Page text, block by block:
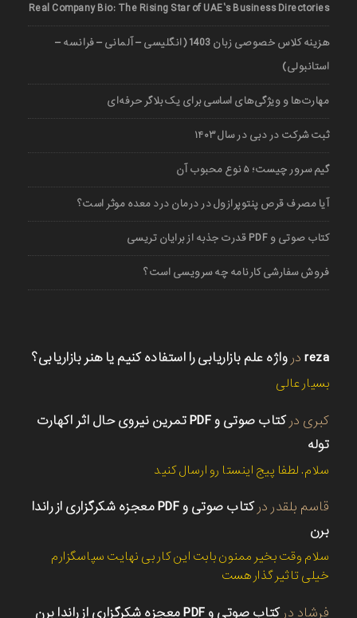
Real Company Bio: The Rising Star of UAE’s Business Directories
هزینه کلاس خصوصی زبان 1403 (انگلیسی – آلمانی – فرانسه –
استانبولی)
مهارت‌ها و ویژگی‌های اساسی برای یک بلاگر حرفه‌ای
ثبت شرکت در دبی در سال ۱۴۰۳
گیم سرور چیست؛ ۵ نوع محبوب آن
آیا مصرف قرص پنتوپرازول در درمان درد معده موثر است؟
کتاب صوتی و PDF قدرت جذبه از برایان تریسی
فروش سفارشی کارنامه چه سرویسی است؟
reza در واژه علم بازاریابی را استفاده کنیم یا هنر بازاریابی؟
بسیار عالی
کبری در
کتاب صوتی و PDF تمرین نیروی حال اثر اکهارت
توله
سلام. لطفا پیج اینستا رو ارسال کنید
قاسم بلقدر در
کتاب صوتی و PDF معجزه شکرگزاری از راندا
برن
سلام وقت بخیر ممنون بابت این کار بی نهایت سپاسگزارم
خیلی تاثیر گذار هست
فرشاد درکتاب صوتی و PDF معجزه شکرگزاری از راندا برن